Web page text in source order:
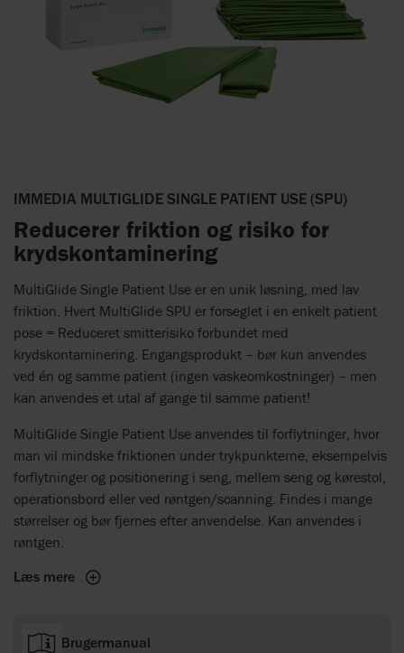
IMMEDIA MULTIGLIDE SINGLE PATIENT USE (SPU)
Reducerer friktion og risiko for
krydskontaminering
MultiGlide Single Patient Use er en unik løsning, med lav
friktion. Hvert MultiGlide SPU er forseglet i en enkelt patient
pose = Reduceret smitterisiko forbundet med
krydskontaminering. Engangsprodukt – bør kun anvendes
ved én og samme patient (ingen vaskeomkostninger) – men
kan anvendes et utal af gange til samme patient!
MultiGlide Single Patient Use anvendes til forflytninger, hvor
man vil mindske friktionen under trykpunkterne, eksempelvis
forflytninger og positionering i seng, mellem seng og kørestol,
operationsbord eller ved røntgen/scanning. Findes i mange
størrelser og bør fjernes efter anvendelse. Kan anvendes i
røntgen.
Læs mere
Brugermanual